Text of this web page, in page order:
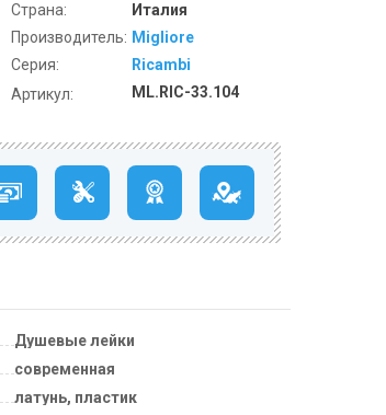
Страна:
Италия
Производитель: Migliore
Серия:
Ricambi
Артикул:
ML.RIC-33.104
Душевые лейки
современная
латунь, пластик